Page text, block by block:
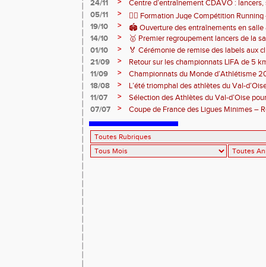
24/11
Centre d’entraînement CDAVO : lancers,
05/11
>
🏃‍♂️ Formation Juge Compétition
19/10
>
🏟️ Ouverture des entraînements en
14/10
>
🥇 Premier regroupement lancers de la
01/10
>
🏅 Cérémonie de remise des labels aux
21/09
>
Retour sur les championnats LIFA de 5
11/09
>
Championnats du Monde d’Athlétisme
18/08
>
L’été triomphal des athlètes du Val-
11/07
>
Sélection des Athlètes du Val-d’Oise
d'Europe U23
07/07 >
Coupe de France des Ligues Minimes –